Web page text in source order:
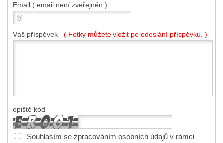
Email ( email není zveřejněn )
Váš příspěvek ( Fotky můžete vložit po odeslání příspěvku. )
opiště kód
Souhlasím se zpracováním osobních údajů v rámci